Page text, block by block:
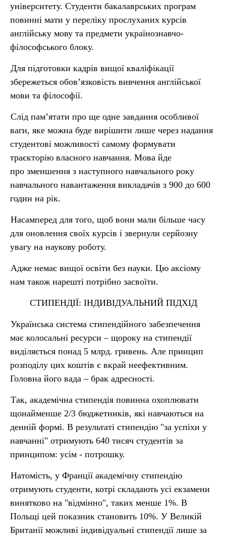
університету. Студенти бакалаврських програм
повинні мати у переліку прослуханих курсів
англійську мову та предмети українознавчо-
філософського блоку.
Для підготовки кадрів вищої кваліфікації
збережеться обов’язковість вивчення англійської
мови та філософії.
Слід пам’ятати про ще одне завдання особливої
ваги, яке можна буде вирішити лише через надання
студентові можливості самому формувати
траєкторію власного навчання. Мова йде
про зменшення з наступного навчального року
навчального навантаження викладачів з 900 до 600
годин на рік.
Насамперед для того, щоб вони мали більше часу
для оновлення своїх курсів і звернули серйозну
увагу на наукову роботу.
Адже немає вищої освіти без науки. Цю аксіому
нам також нарешті потрібно засвоїти.
СТИПЕНДІЇ: ІНДИВІДУАЛЬНИЙ ПІДХІД
Українська система стипендійного забезпечення
має колосальні ресурси – щороку на стипендії
виділяється понад 5 млрд. гривень. Але принцип
розподілу цих коштів є вкрай неефективним.
Головна його вада – брак адресності.
Так, академічна стипендія повинна охоплювати
щонайменше 2/3 бюджетників, які навчаються на
денній формі. В результаті стипендію "за успіхи у
навчанні" отримують 640 тисяч студентів за
принципом: усім - потрошку.
Натомість, у Франції академічну стипендію
отримують студенти, котрі складають усі екзамени
винятково на "відмінно", таких менше 1%. В
Польщі цей показник становить 10%. У Великій
Британії можливі індивідуальні стипендії лише за